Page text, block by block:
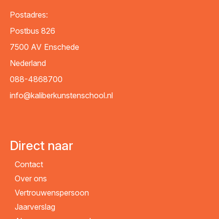
Postadres:
Postbus 826
7500 AV Enschede
Nederland
088-4868700
info@kaliberkunstenschool.nl
Direct naar
Contact
Over ons
Vertrouwenspersoon
Jaarverslag